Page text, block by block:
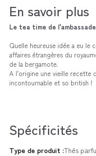
En savoir plus
Le tea time de
Quelle heureuse idée a eu le
affaires étrangères du
de la bergamote.
A l'origine une vieille recette
incontournable et so british !
Spécificités
Type de produit :Thés